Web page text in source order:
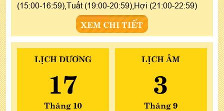
(15:00-16:59),Tuất (19:00-20:59),Hợi (21:00-22:59)
XEM CHI TIẾT
LỊCH DƯƠNG
17
Tháng 10
LỊCH ÂM
3
Tháng 9